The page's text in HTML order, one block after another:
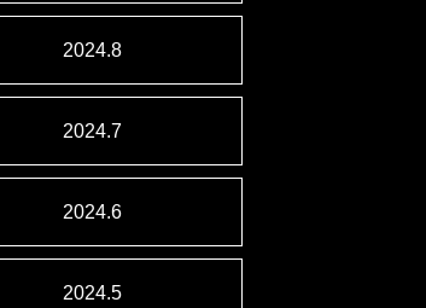
2024.8
2024.7
2024.6
2024.5